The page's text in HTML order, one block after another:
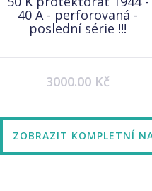
40 A - perforovaná -
poslední série !!!
3000.00 Kč
ZOBRAZIT KOMPLETNÍ